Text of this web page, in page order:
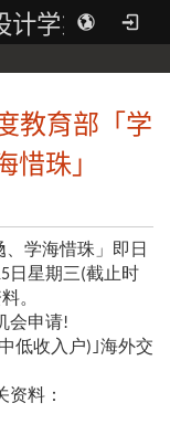
计学系
教育部「学
珠」
学海惜珠」即日
日星期三(截止时
。
会申请!
低收入户)｣海外交
料：